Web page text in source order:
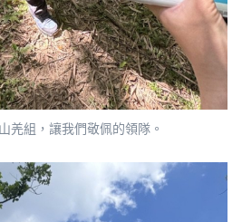
羌組，讓我們敬佩的領隊。